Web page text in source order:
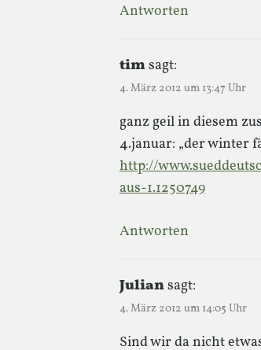
Antworten
timsagt:
4. März 2012 um 13:47 Uhr
ganz geil in diesem
4.januar: „der winter
http://
aus-1.1250749
Antworten
Juliansagt:
4. März 2012 um 14:05 Uhr
Sind wir da nicht